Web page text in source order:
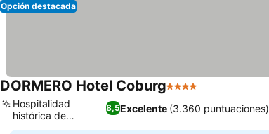
Opción destacada
DORMERO Hotel Coburg4 Estrellas
8,5Excelente (3.360 puntuaciones)
Hospitalidad
histórica de
Franconia